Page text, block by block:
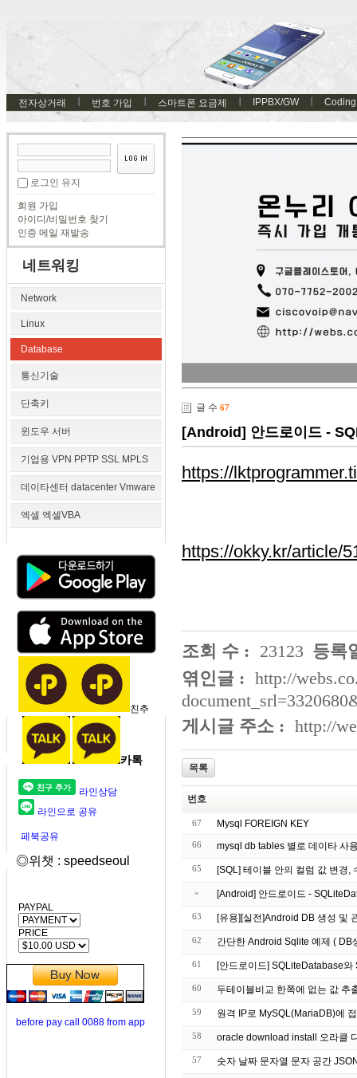
전자상거래 번호 가입 스마트폰 요금제 IPPBX/GW Coding
로그인 유지
회원 가입
아이디/비밀번호 찾기
인증 메일 재발송
네트워킹
Network
Linux
Database
통신기술
단축키
윈도우 서버
기업용 VPN PPTP SSL MPLS
데이타센터 datacenter Vmware
엑셀 엑셀VBA
친추
카톡
라인상담
라인으로 공유
페북공유
◎위챗 : speedseoul
PAYPAL
PRICE
before pay call 0088 from app
글 수 67
[Android] 안드로이드 -
https://
https://okky.kr/article/
조회 수 : 23123 등록
엮인글 : http://
게시글 주소 : http://
목록
번호
67 Mysql FOREIGN KEY
66 mysql db tables 별로 데이타 사
65 [SQL] 테이블 안의 컬럼 값 변경,
» [Android] 안드로이드 -
63 [유용][실전]Android DB 생성 및
62 간단한 Android Sqlite 예제 ( DB
61 [안드로이드] SQLiteDatabase
60
59 원격 IP로 MySQL(MariaDB)에
58 oracle download install 오라클
57 숫자 날짜 문자열 문자 공간